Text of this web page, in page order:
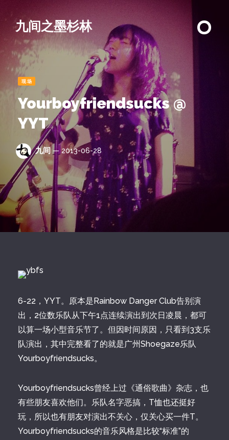
九间之墨杉林
现场
Yourboyfriendsucks @
YYT
九间 — 2013-06-28
6-22，YYT。原本是Rainbow Danger Club告别演
出，2位数乐队从下午1点连续演出到次日凌晨，都可
以算一场小型音乐节了。但因时间原因，只看到3支乐
队演出，其中完整看了的就是广州Shoegaze乐队
Yourboyfriendsucks。
Yourboyfriendsucks曾经上过《通俗歌曲》杂志，也
有些朋友喜欢他们。乐队名字恶搞，T恤也还挺好
玩，所以也有朋友对演出不关心，仅关心买一件T。
Yourboyfriendsucks的音乐风格是比较“标准”的